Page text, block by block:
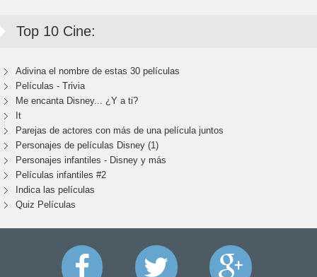
Top 10 Cine:
Adivina el nombre de estas 30 películas
Películas - Trivia
Me encanta Disney... ¿Y a ti?
It
Parejas de actores con más de una película juntos
Personajes de películas Disney (1)
Personajes infantiles - Disney y más
Películas infantiles #2
Indica las películas
Quiz Películas